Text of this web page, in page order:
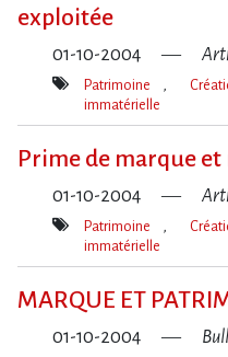
exploitée
01-10-2004
Mot(s)-
Patrimoine
immatérielle
Prime de marque et
01-10-2004
Mot(s)-
Patrimoine
immatérielle
MARQUE ET
01-10-2004